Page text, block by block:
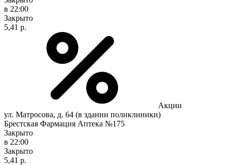
в 22:00
Закрыто
5,41 р.
Акции
ул. Матросова, д. 64 (в здании поликлиники)
Брестская Фармация Аптека №175
Закрыто
в 22:00
Закрыто
5,41 р.